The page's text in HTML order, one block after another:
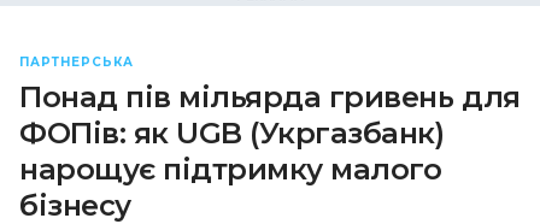
ПАРТНЕРСЬКА
Понад пів мільярда гривень для
ФОПів: як UGB (Укргазбанк)
нарощує підтримку малого
бізнесу